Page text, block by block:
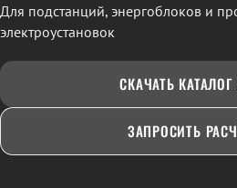
Для подстанций, энергоблоков и
электроустановок
СКАЧАТЬ КАТАЛОГ
ЗАПРОСИТЬ